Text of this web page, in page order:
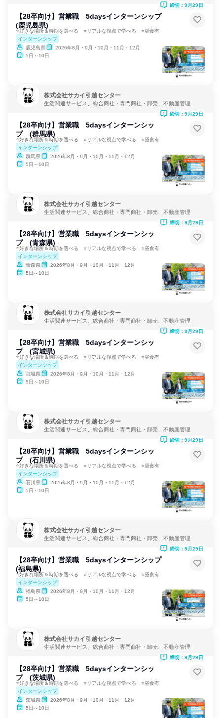
【28卒向け】営業職 5daysインターンシップ
(鹿児島県)
⭐好きな場所＆時期を選べる ⭐リアルな視点で学べる ⭐昼食有
インターンシップ
鹿児島県
2026年8月・9月・10月・11月・12月
5日～10日
締切：9月29日
株式会社サカイ引越センター
生活関連サービス、総合商社・専門商社・卸売、不動産管理
【28卒向け】営業職 5daysインターンシッ
プ (群馬県)
⭐好きな場所＆時期を選べる ⭐リアルな視点で学べる ⭐昼食有
インターンシップ
群馬県
2026年8月・9月・10月・11月・12月
5日～10日
締切：9月29日
株式会社サカイ引越センター
生活関連サービス、総合商社・専門商社・卸売、不動産管理
【28卒向け】営業職 5daysインターンシッ
プ (青森県)
⭐好きな場所＆時期を選べる ⭐リアルな視点で学べる ⭐昼食有
インターンシップ
青森県
2026年8月・9月・10月・11月・12月
5日～10日
締切：9月29日
株式会社サカイ引越センター
生活関連サービス、総合商社・専門商社・卸売、不動産管理
【28卒向け】営業職 5daysインターンシッ
プ (宮城県)
⭐好きな場所＆時期を選べる ⭐リアルな視点で学べる ⭐昼食有
インターンシップ
宮城県
2026年8月・9月・10月・11月・12月
5日～10日
締切：9月29日
株式会社サカイ引越センター
生活関連サービス、総合商社・専門商社・卸売、不動産管理
【28卒向け】営業職 5daysインターンシッ
プ (石川県)
⭐好きな場所＆時期を選べる ⭐リアルな視点で学べる ⭐昼食有
インターンシップ
石川県
2026年8月・9月・10月・11月・12月
5日～10日
締切：9月29日
株式会社サカイ引越センター
生活関連サービス、総合商社・専門商社・卸売、不動産管理
【28卒向け】営業職 5daysインターンシップ
(福島県)
⭐好きな場所＆時期を選べる ⭐リアルな視点で学べる ⭐昼食有
インターンシップ
福島県
2026年8月・9月・10月・11月・12月
5日～10日
締切：9月29日
株式会社サカイ引越センター
生活関連サービス、総合商社・専門商社・卸売、不動産管理
【28卒向け】営業職 5daysインターンシッ
プ (茨城県)
⭐好きな場所＆時期を選べる ⭐リアルな視点で学べる ⭐昼食有
インターンシップ
茨城県
2026年8月・9月・10月・11月・12月
5日～10日
締切：9月29日